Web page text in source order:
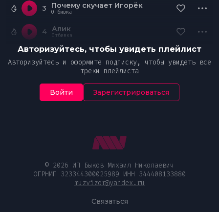
3 Почему скучает Игорёк
Отбивка
4 Алик
Отбивка
Авторизуйтесь, чтобы увидеть плейлист
Авторизуйтесь и оформите подписку, чтобы увидеть все
треки плейлиста
Войти Зарегистрироваться
© 2026 ИП Быков Михаил Николаевич
ОГРНИП 323344300025989 ИНН 344408133880
muzvizor@yandex.ru
Связаться